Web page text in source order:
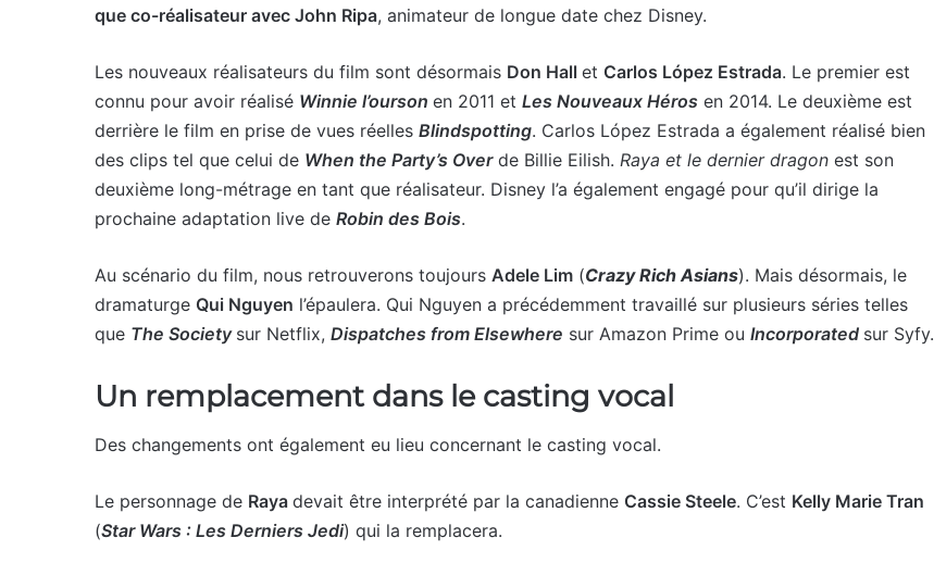
que co-réalisateur avec John Ripa, animateur de longue date chez Disney.
Les nouveaux réalisateurs du film sont désormais Don Hall et Carlos López Estrada. Le premier est
connu pour avoir réalisé Winnie l’ourson en 2011 et Les Nouveaux Héros en 2014. Le deuxième est
derrière le film en prise de vues réelles Blindspotting. Carlos López Estrada a également réalisé bien
des clips tel que celui de When the Party’s Overde Billie Eilish. Raya et le dernier dragon est son
deuxième long-métrage en tant que réalisateur. Disney l’a également engagé pour qu’il dirige la
prochaine adaptation live de Robin des Bois.
Au scénario du film, nous retrouverons toujours Adele Lim (Crazy Rich Asians). Mais désormais, le
dramaturge Qui Nguyen l’épaulera. Qui Nguyen a précédemment travaillé sur plusieurs séries telles
que The Society sur Netflix, Dispatches from Elsewhere sur Amazon Prime ou Incorporated sur Syfy.
Un remplacement dans le casting vocal
Des changements ont également eu lieu concernant le casting vocal.
Le personnage de Raya devait être interprété par la canadienne Cassie Steele. C’est Kelly Marie Tran
(Star Wars : Les Derniers Jedi) qui la remplacera.